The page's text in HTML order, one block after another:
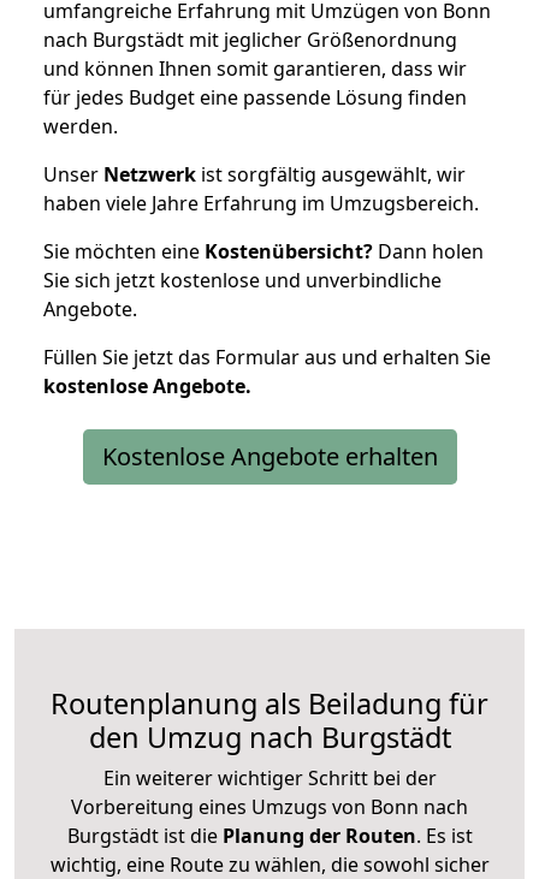
umfangreiche Erfahrung mit Umzügen von Bonn
nach Burgstädt mit jeglicher Größenordnung
und können Ihnen somit garantieren, dass wir
für jedes Budget eine passende Lösung finden
werden.
Unser Netzwerk ist sorgfältig ausgewählt, wir
haben viele Jahre Erfahrung im Umzugsbereich.
Sie möchten eine Kostenübersicht? Dann holen
Sie sich jetzt kostenlose und unverbindliche
Angebote.
Füllen Sie jetzt das Formular aus und erhalten Sie
kostenloseAngebote.
Kostenlose Angebote erhalten
Routenplanung als Beiladung für
den Umzug nach Burgstädt
Ein weiterer wichtiger Schritt bei der
Vorbereitung eines Umzugs von Bonn nach
Burgstädt ist diePlanung der Routen. Es ist
wichtig, eine Route zu wählen, die sowohl sicher